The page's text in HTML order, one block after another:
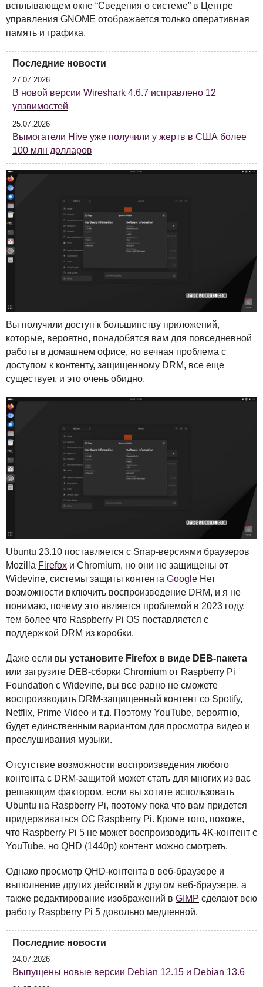
всплывающем окне “Сведения о системе” в Центре
управления GNOME отображается только оперативная
память и графика.
Последние новости
27.07.2026
В новой версии Wireshark 4.6.7 исправлено 12
уязвимостей
25.07.2026
Вымогатели Hive уже получили у жертв в США более
100 млн долларов
Вы получили доступ к большинству приложений,
которые, вероятно, понадобятся вам для повседневной
работы в домашнем офисе, но вечная проблема с
доступом к контенту, защищенному DRM, все еще
существует, и это очень обидно.
Ubuntu 23.10 поставляется с Snap-версиями браузеров
Mozilla Firefox и Chromium, но они не защищены от
Widevine, системы защиты контента Google Нет
возможности включить воспроизведение DRM, и я не
понимаю, почему это является проблемой в 2023 году,
тем более что Raspberry Pi OS поставляется с
поддержкой DRM из коробки.
Даже если вы установите Firefox в виде DEB-пакета
или загрузите DEB-сборки Chromium от Raspberry Pi
Foundation с Widevine, вы все равно не сможете
воспроизводить DRM-защищенный контент со Spotify,
Netflix, Prime Video и т.д. Поэтому YouTube, вероятно,
будет единственным вариантом для просмотра видео и
прослушивания музыки.
Отсутствие возможности воспроизведения любого
контента с DRM-защитой может стать для многих из вас
решающим фактором, если вы хотите использовать
Ubuntu на Raspberry Pi, поэтому пока что вам придется
придерживаться ОС Raspberry Pi. Кроме того, похоже,
что Raspberry Pi 5 не может воспроизводить 4K-контент с
YouTube, но QHD (1440p) контент можно смотреть.
Однако просмотр QHD-контента в веб-браузере и
выполнение других действий в другом веб-браузере, а
также редактирование изображений в GIMP сделают всю
работу Raspberry Pi 5 довольно медленной.
Последние новости
24.07.2026
Выпущены новые версии Debian 12.15 и Debian 13.6